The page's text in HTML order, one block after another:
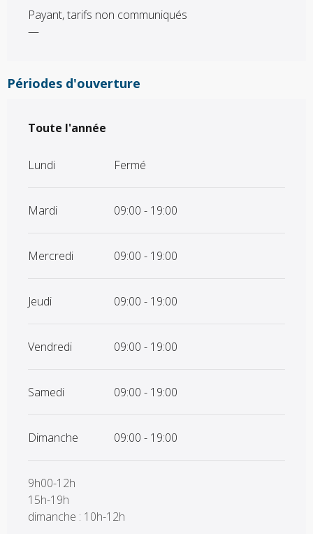
Payant, tarifs non communiqués
—
Périodes d'ouverture
Toute l'année
Toute l'année
Lundi Fermé
Mardi 09:00 - 19:00
Mercredi 09:00 - 19:00
Jeudi 09:00 - 19:00
Vendredi 09:00 - 19:00
Samedi 09:00 - 19:00
Dimanche 09:00 - 19:00
9h00-12h
15h-19h
dimanche : 10h-12h